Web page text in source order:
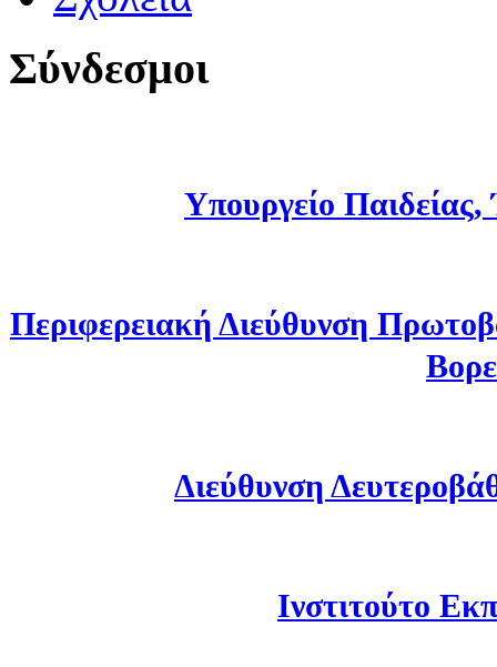
Σύνδεσμοι
Υπουργείο
Περιφερειακή Διεύθυνση
Διεύθυνση
Ινστιτούτο